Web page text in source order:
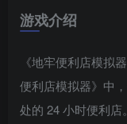
游戏介绍
《地牢便利店模拟
便利店模拟器》中
处的 24 小时便利